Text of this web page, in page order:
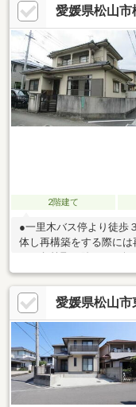
愛媛県松山市
2階建て
●一里木バス停より徒歩
体し再構築をする際に
の石段等取り除くと、
愛媛県松山市